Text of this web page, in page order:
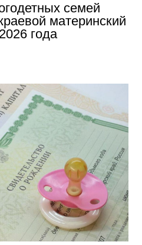
семей
материнский
года